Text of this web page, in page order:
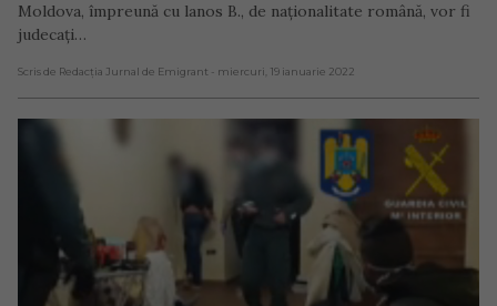
Moldova, împreună cu lanos B., de naţionalitate română, vor fi
judecați…
Scris de Redacția Jurnal de Emigrant - miercuri, 19 ianuarie 2022